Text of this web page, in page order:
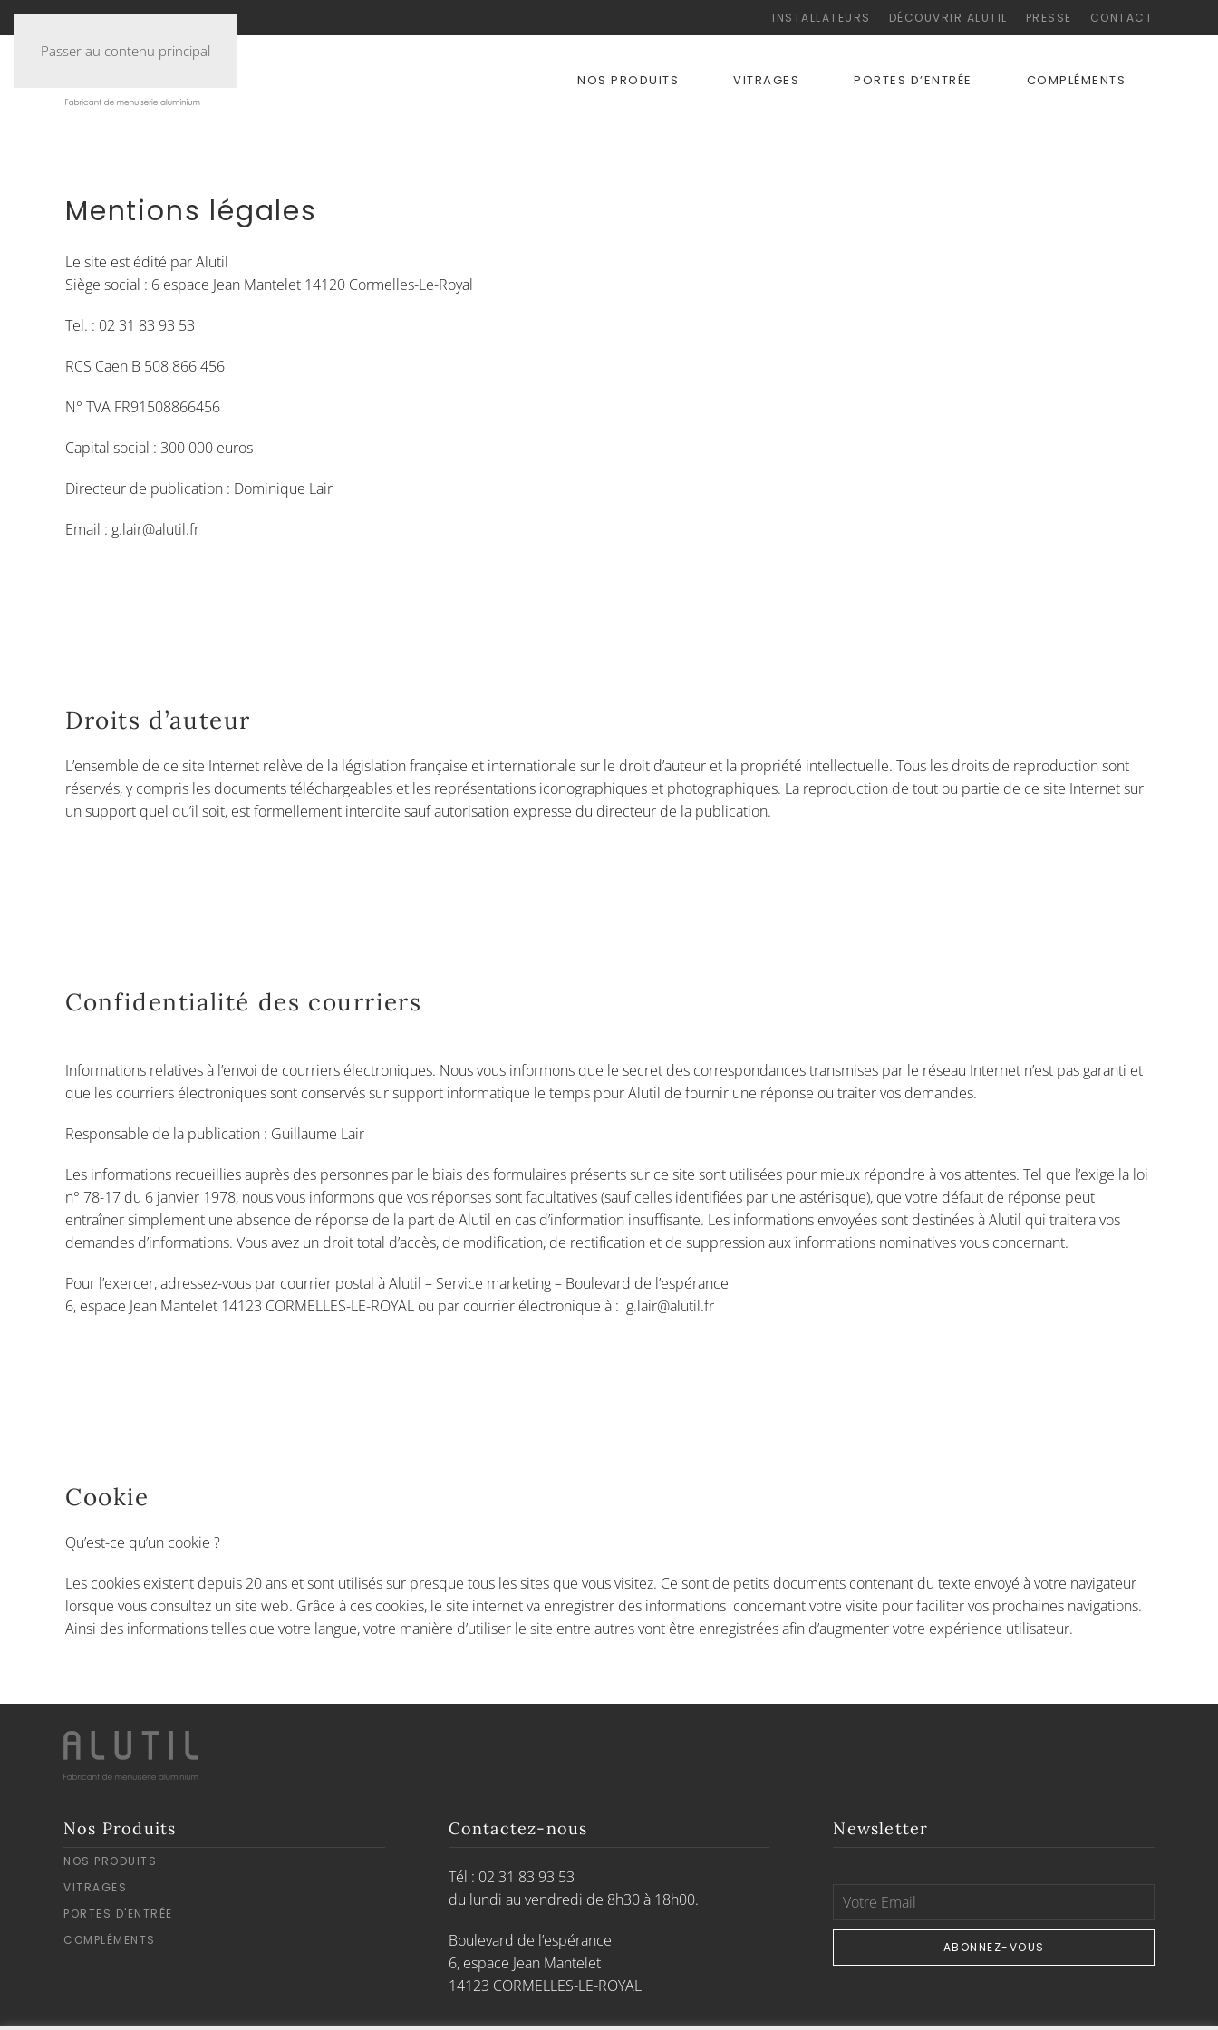
Passer au contenu principal
INSTALLATEURS DÉCOUVRIR ALUTIL PRESSE CONTACT
NOS PRODUITS VITRAGES PORTES D’ENTRÉE COMPLÉMENTS
Mentions légales
Le site est édité par Alutil
Siège social : 6 espace Jean Mantelet 14120 Cormelles-Le-Royal
Tel. : 02 31 83 93 53
RCS Caen B 508 866 456
N° TVA FR91508866456
Capital social : 300 000 euros
Directeur de publication : Dominique Lair
Email : g.lair@alutil.fr
Droits d’auteur
L’ensemble de ce site Internet relève de la législation française et internationale sur le droit d’auteur et la propriété intellectuelle. Tous les droits de reproduction sont
réservés, y compris les documents téléchargeables et les représentations iconographiques et photographiques. La reproduction de tout ou partie de ce site Internet sur
un support quel qu’il soit, est formellement interdite sauf autorisation expresse du directeur de la publication.
Confidentialité des courriers
Informations relatives à l’envoi de courriers électroniques. Nous vous informons que le secret des correspondances transmises par le réseau Internet n’est pas garanti et
que les courriers électroniques sont conservés sur support informatique le temps pour Alutil de fournir une réponse ou traiter vos demandes.
Responsable de la publication : Guillaume Lair
Les informations recueillies auprès des personnes par le biais des formulaires présents sur ce site sont utilisées pour mieux répondre à vos attentes. Tel que l’exige la loi
n° 78-17 du 6 janvier 1978, nous vous informons que vos réponses sont facultatives (sauf celles identifiées par une astérisque), que votre défaut de réponse peut
entraîner simplement une absence de réponse de la part de Alutil en cas d’information insuffisante. Les informations envoyées sont destinées à Alutil qui traitera vos
demandes d’informations. Vous avez un droit total d’accès, de modification, de rectification et de suppression aux informations nominatives vous concernant.
Pour l’exercer, adressez-vous par courrier postal à Alutil – Service marketing – Boulevard de l’espérance
6, espace Jean Mantelet 14123 CORMELLES-LE-ROYAL ou par courrier électronique à : g.lair@alutil.fr
Cookie
Qu’est-ce qu’un cookie ?
Les cookies existent depuis 20 ans et sont utilisés sur presque tous les sites que vous visitez. Ce sont de petits documents contenant du texte envoyé à votre navigateur
lorsque vous consultez un site web. Grâce à ces cookies, le site internet va enregistrer des informations concernant votre visite pour faciliter vos prochaines navigations.
Ainsi des informations telles que votre langue, votre manière d’utiliser le site entre autres vont être enregistrées afin d’augmenter votre expérience utilisateur.
Nos Produits
NOS PRODUITS
VITRAGES
PORTES D'ENTRÉE
COMPLÉMENTS
Contactez-nous
Tél : 02 31 83 93 53
du lundi au vendredi de 8h30 à 18h00.
Boulevard de l’espérance
6, espace Jean Mantelet
14123 CORMELLES-LE-ROYAL
Newsletter
ABONNEZ-VOUS